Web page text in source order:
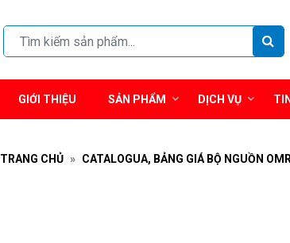
GIỚI THIỆU SẢN PHẨM DỊCH VỤ
TRANG CHỦ CATALOGUA, BẢNG GIÁ BỘ NGUỒN